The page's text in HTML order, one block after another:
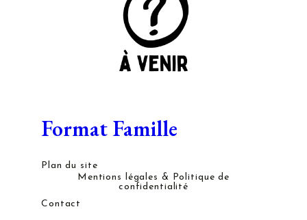
Format Famille
Plan du site
Mentions légales & Politique de
confidentialité
Contact